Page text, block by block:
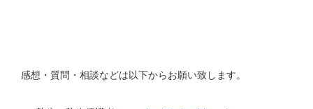
感想・質問・相談などは以下からお願い致します。